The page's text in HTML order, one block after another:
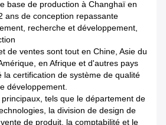
base de production à Changhaï en
ans de conception repassante
recherche et développement,
de ventes sont tout en Chine, Asie du
en Afrique et d'autres pays
la certification de système de qualité
développement.
tels que le département de
la division de design de
de produit, la comptabilité et le